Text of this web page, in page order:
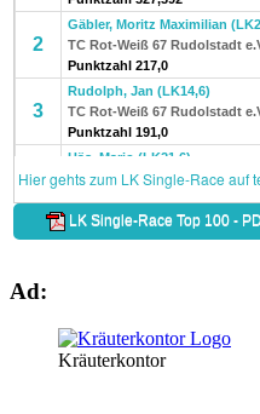
Ad:
Kräuterkontor